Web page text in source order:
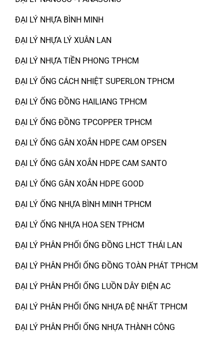
ĐẠI LÝ NHỰA BÌNH MINH
ĐẠI LÝ NHỰA LÝ XUÂN LAN
ĐẠI LÝ NHỰA TIỀN PHONG TPHCM
ĐẠI LÝ ỐNG CÁCH NHIỆT SUPERLON TPHCM
ĐẠI LÝ ỐNG ĐỒNG HAILIANG TPHCM
ĐẠI LÝ ỐNG ĐỒNG TPCOPPER TPHCM
ĐẠI LÝ ỐNG GÂN XOẮN HDPE CAM OPSEN
ĐẠI LÝ ỐNG GÂN XOẮN HDPE CAM SANTO
ĐẠI LÝ ỐNG GÂN XOẮN HDPE GOOD
ĐẠI LÝ ỐNG NHỰA BÌNH MINH TPHCM
ĐẠI LÝ ỐNG NHỰA HOA SEN TPHCM
ĐẠI LÝ PHÂN PHỐI ỐNG ĐỒNG LHCT THÁI LAN
ĐẠI LÝ PHÂN PHỐI ỐNG ĐỒNG TOÀN PHÁT TPHCM
ĐẠI LÝ PHÂN PHỐI ỐNG LUỒN DÂY ĐIỆN AC
ĐẠI LÝ PHÂN PHỐI ỐNG NHỰA ĐỆ NHẤT TPHCM
ĐẠI LÝ PHÂN PHỐI ỐNG NHỰA THÀNH CÔNG